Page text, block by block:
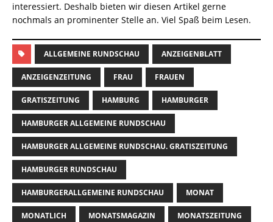
interessiert. Deshalb bieten wir diesen Artikel gerne
nochmals an prominenter Stelle an. Viel Spaß beim Lesen.
ALLGEMEINE RUNDSCHAU ANZEIGENBLATT
ANZEIGENZEITUNG FRAU FRAUEN
GRATISZEITUNG HAMBURG HAMBURGER
HAMBURGER ALLGEMEINE RUNDSCHAU
HAMBURGER ALLGEMEINE RUNDSCHAU. GRATISZEITUNG
HAMBURGER RUNDSCHAU
HAMBURGERALLGEMEINE RUNDSCHAU MONAT
MONATLICH MONATSMAGAZIN MONATSZEITUNG